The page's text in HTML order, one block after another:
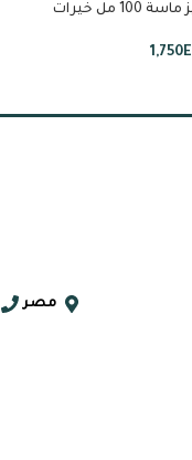
العطر المميز ماسة 100 مل خيرات
1,750
مصر